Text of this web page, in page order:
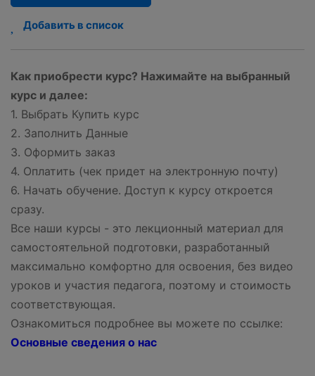
Добавить в список
Как приобрести курс? Нажимайте на выбранный
курс и далее:
1. Выбрать Купить курс
2. Заполнить Данные
3. Оформить заказ
4. Оплатить (чек придет на электронную почту)
6. Начать обучение. Доступ к курсу откроется
сразу.
Все наши курсы - это лекционный материал для
самостоятельной подготовки, разработанный
максимально комфортно для освоения, без видео
уроков и участия педагога, поэтому и стоимость
соответствующая.
Ознакомиться подробнее вы можете по ссылке:
Основные сведения о нас